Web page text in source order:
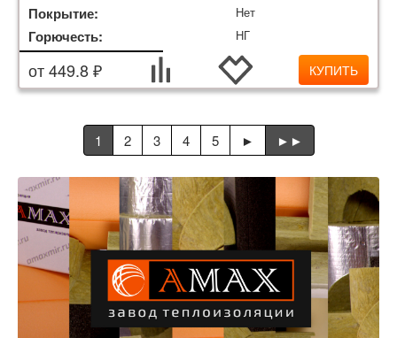
Покрытие: Нет
Горючесть: НГ
от 449.8 ₽ КУПИТЬ
1 2 3 4 5 ► ►►